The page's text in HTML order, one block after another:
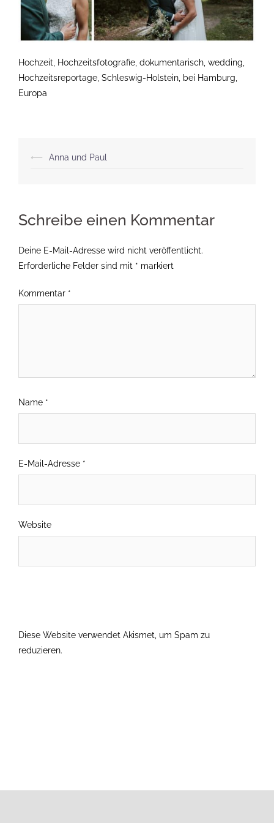
Hochzeit, Hochzeitsfotografie, dokumentarisch, wedding,
Hochzeitsreportage, Schleswig-Holstein, bei Hamburg,
Europa
Beitragsnavigation
⟵ Anna und Paul
Schreibe einen Kommentar
Deine E-Mail-Adresse wird nicht veröffentlicht.
Erforderliche Felder sind mit * markiert
Kommentar *
Name *
E-Mail-Adresse *
Website
Diese Website verwendet Akismet, um Spam zu
reduzieren.